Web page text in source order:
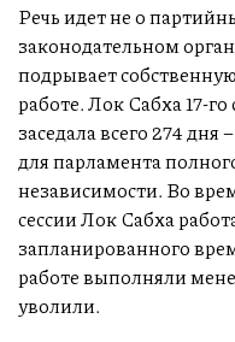
Речь идет не о
законодательном
подрывает
работе. Лок Сабха 17-го
заседала всего 274
для парламента
независимости. Во
сессии Лок Сабха
запланированного
работе выполняли
уволили.